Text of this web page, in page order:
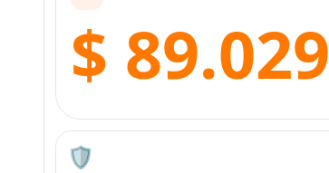
$ 89.029
🛡️